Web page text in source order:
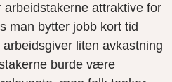
attraktive for
man bytter jobb kort tid
liten avkastning
burde være